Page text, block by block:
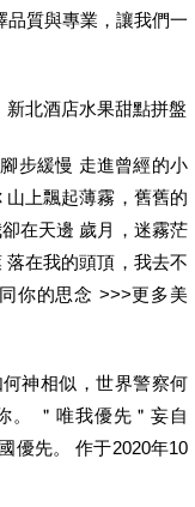
質與專業，讓我們一
北酒店水果甜點拼盤
步緩慢 走進曾經的小
上飄起薄霧，舊舊的
在天邊 歲月，迷霧茫
在我的頭頂，我去不
你的思念 >>>更多美
神相似，世界警察何
。 ＂唯我優先＂妄自
優先。 作于2020年10